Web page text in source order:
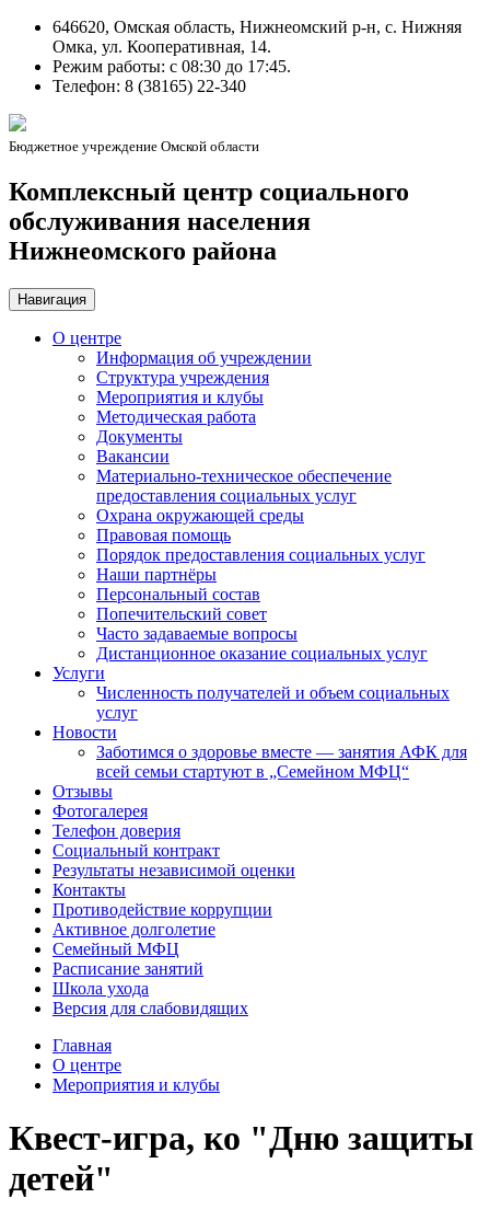
646620, Омская область, Нижнеомский р-н, с. Нижняя
Омка, ул. Кооперативная, 14.
Режим работы: c 08:30 до 17:45.
Телефон: 8 (38165) 22-340
Бюджетное учреждение Омской области
Комплексный центр социального
обслуживания населения
Нижнеомского района
Навигация
О центре
Информация об учреждении
Структура учреждения
Мероприятия и клубы
Методическая работа
Документы
Вакансии
Материально-техническое обеспечение
предоставления социальных услуг
Охрана окружающей среды
Правовая помощь
Порядок предоставления социальных услуг
Наши партнёры
Персональный состав
Попечительский совет
Часто задаваемые вопросы
Дистанционное оказание социальных услуг
Услуги
Численность получателей и объем социальных
услуг
Новости
Заботимся о здоровье вместе — занятия АФК для
всей семьи стартуют в „Семейном МФЦ“
Отзывы
Фотогалерея
Телефон доверия
Социальный контракт
Результаты независимой оценки
Контакты
Противодействие коррупции
Активное долголетие
Семейный МФЦ
Расписание занятий
Школа ухода
Версия для слабовидящих
Главная
О центре
Мероприятия и клубы
Квест-игра, ко "Дню защиты
детей"